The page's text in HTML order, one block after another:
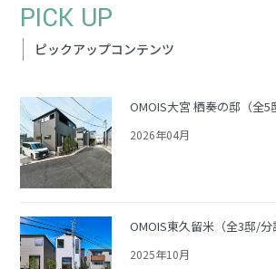
PICK UP
ピックアップコンテンツ
OMOIS大宮 栖奏の邸（全5
2026年04月
OMOIS東久留米（全3邸/分
2025年10月